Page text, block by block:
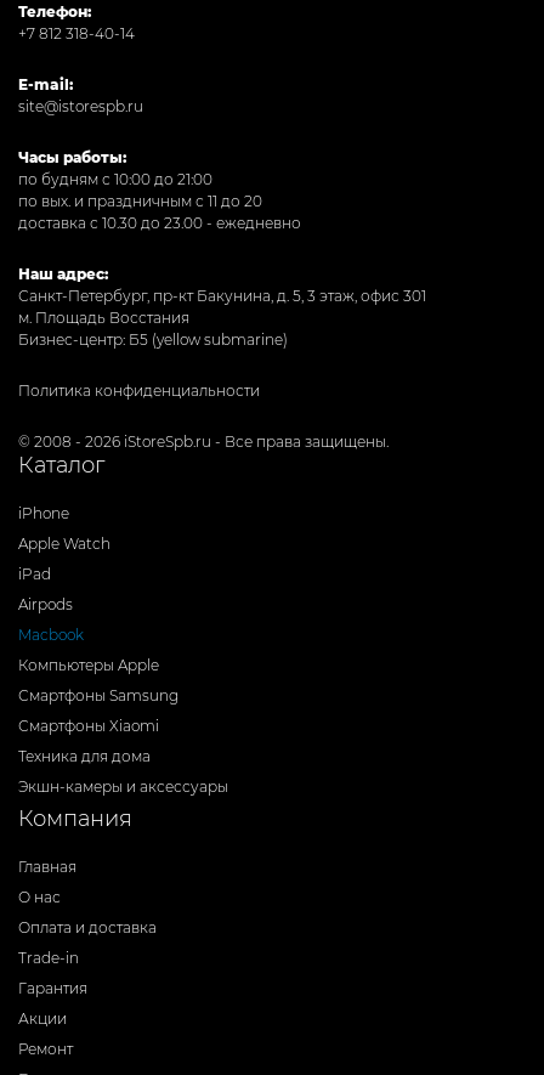
Телефон:
+7 812 318-40-14
E-mail:
site@istorespb.ru
Часы работы:
по будням с 10:00 до 21:00
по вых. и праздничным с 11 до 20
доставка с 10.30 до 23.00 - ежедневно
Наш адрес:
Санкт-Петербург, пр-кт Бакунина, д. 5, 3 этаж, офис 301
м. Площадь Восстания
Бизнес-центр: Б5 (yellow submarine)
Политика конфиденциальности
© 2008 - 2026 iStoreSpb.ru - Все права защищены.
Каталог
iPhone
Apple Watch
iPad
Airpods
Macbook
Компьютеры Apple
Смартфоны Samsung
Смартфоны Xiaomi
Техника для дома
Экшн-камеры и аксессуары
Компания
Главная
О нас
Оплата и доставка
Trade-in
Гарантия
Акции
Ремонт